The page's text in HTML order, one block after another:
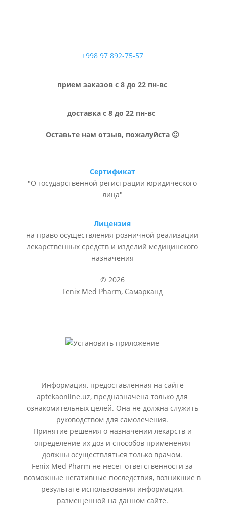
+998 97 892-75-57
прием заказов с 8 до 22 пн-вс
доставка с 8 до 22 пн-вс
Оставьте нам отзыв, пожалуйста 🙂
Сертификат
"О государственной регистрации юридического
лица"
Лицензия
на право осуществления розничной реализации
лекарственных средств и изделий медицинского
назначения
© 2026
Fenix Med Pharm, Самарканд
Информация, предоставленная на сайте
aptekaonline.uz, предназначена только для
ознакомительных целей. Она не должна служить
руководством для самолечения.
Принятие решения о назначении лекарств и
определение их доз и способов применения
должны осуществляться только врачом.
Fenix Med Pharm не несет ответственности за
возможные негативные последствия, возникшие в
результате использования информации,
размещенной на данном сайте.